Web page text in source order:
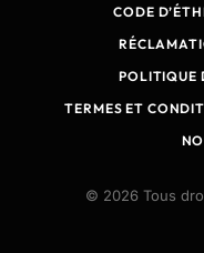
CODE
POLITIQUE
TERMES ET
© 2026 Tous